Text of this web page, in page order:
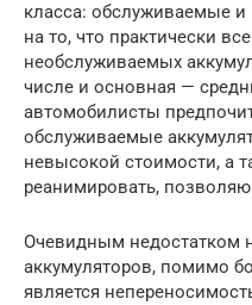
класса: обслуживаемые
на то, что практически
необслуживаемых
числе и основная —
автомобилисты
обслуживаемые
невысокой стоимости, а
реанимировать,
Очевидным недостатком
аккумуляторов, помимо
является